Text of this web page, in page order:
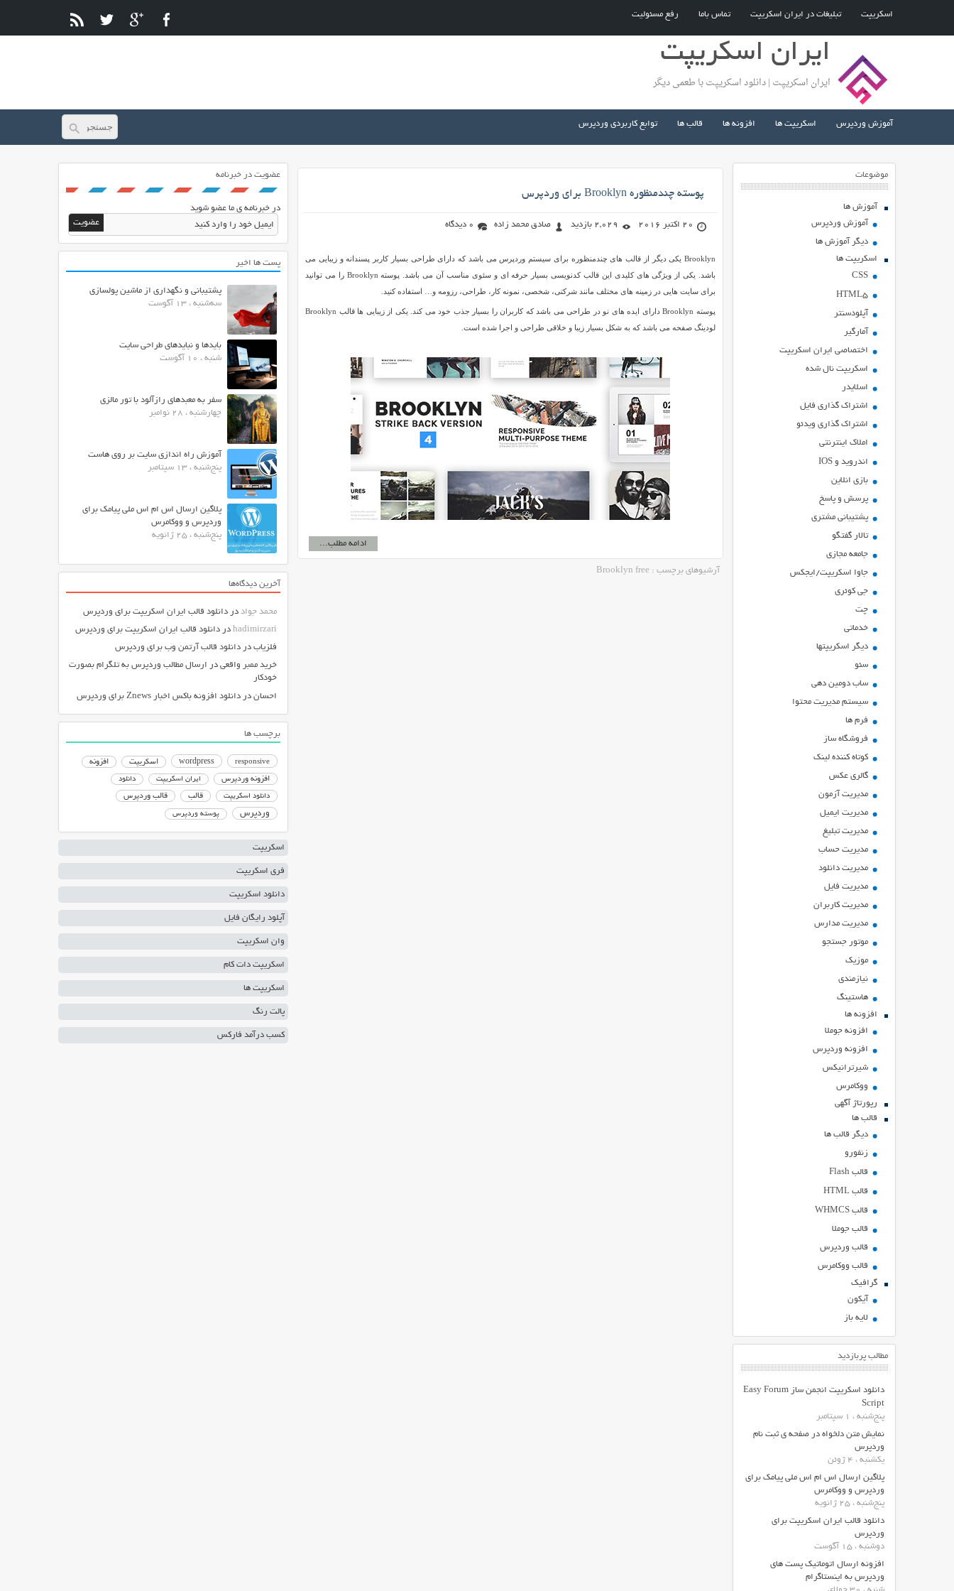
اسکریپت تبلیغات در ایران اسکریپت تماس باما رفع مسئولیت
ایران اسکریپت
ایران اسکریپت | دانلود اسکریپت با طعمی دیگر
آموزش وردپرس اسکریپت ها افزونه ها قالب ها توابع کاربردی وردپرس
موضوعات
آموزش ها
آموزش وردپرس
دیگر آموزش ها
اسکریپت ها
CSS
HTML5
آپلودسنتر
آمارگیر
اختصاصی ایران اسکریپت
اسکریپت نال شده
اسلایدر
اشتراك گذاري فايل
اشتراک گذاری ویدئو
املاک اینترنتی
اندروید و IOS
بازي انلاين
پرسش و پاسخ
پشتیبانی مشتری
تالار گفتگو
جامعه مجازی
جاوا اسکریپت/ایجکس
جی کوئری
چت
خدماتی
ديگر اسكريپتها
سئو
ساب دومین دهی
سیستم مدیریت محتوا
فرم ها
فروشگاه ساز
کوتاه کننده لینک
گالری عکس
مدیریت آزمون
مدیریت ایمیل
مدیریت تبلیغ
مدیریت حساب
مدیریت دانلود
مدیریت فایل
مدیریت کاربران
مدیریت مدارس
موتور جستجو
موزیک
نیازمندی
هاستينگ
افزونه ها
افزونه جوملا
افزونه وردپرس
شیرترانیکس
ووکامرس
رپورتاژ آگهی
قالب ها
دیگر قالب ها
زنفورو
قالب Flash
قالب HTML
قالب WHMCS
قالب جوملا
قالب وردپرس
قالب ووکامرس
گرافیک
آیکون
لایه باز
مطالب پربازدید
دانلود اسکریپت انجمن ساز Easy Forum
Script
پنج‌شنبه ، 1 سپتامبر
نمایش متن دلخواه در صفحه ی ثبت نام
وردپرس
یکشنبه ، 4 ژوئن
پلاگین ارسال اس ام اس ملی پیامک برای
وردپرس و ووکامرس
پنج‌شنبه ، 25 ژانویه
دانلود قالب ایران اسکریپت برای
وردپرس
دوشنبه ، 15 آگوست
افزونه ارسال اتوماتیک پست های
وردپرس به اینستاگرام
پوسته چندمنظوره Brooklyn برای وردپرس
20 اکتبر 2016 2,029 بازدید صادق محمد زاده 0 دیدگاه
Brooklyn یکی دیگر از قالب های چندمنظوره برای سیستم وردپرس می باشد که دارای طراحی بسیار کاربر پسندانه و زیبایی می
باشد. یکی از ویژگی های کلیدی این قالب کدنویسی بسیار حرفه ای و سئوی مناسب آن می باشد. پوسته Brooklyn را می توانید
برای سایت هایی در زمینه های مختلف مانند شرکتی، شخصی، نمونه کار، طراحی، رزومه و… استفاده کنید.
پوسته Brooklyn دارای ایده های نو در طراحی می باشد که کاربران را بسیار جذب خود می کند. یکی از زیبایی ها قالب Brooklyn
لودینگ صفحه می باشد که به شکل بسیار زیبا و خلاقی طراحی و اجرا شده است.
ادامه مطلب...
آرشیوهای برچسب : Brooklyn free
عضویت در خبرنامه
در خبرنامه ی ما عضو شوید
پست ها اخیر
پشتیبانی و نگهداری از ماشین پولسازی
سه‌شنبه ، 13 آگوست
بایدها و نبایدهای طراحی سایت
شنبه ، 10 آگوست
سفر به معبدهای رازآلود با تور مالزی
چهارشنبه ، 28 نوامبر
آموزش راه اندازی سایت بر روی هاست
پنج‌شنبه ، 13 سپتامبر
پلاگین ارسال اس ام اس ملی پیامک برای
وردپرس و ووکامرس
پنج‌شنبه ، 25 ژانویه
آخرین دیدگاه‌ها
محمد جواد در دانلود قالب ایران اسکریپت برای وردپرس
hadimirzari در دانلود قالب ایران اسکریپت برای وردپرس
فلزیاب در دانلود قالب آرتمن وب برای وردپرس
خرید ممبر واقعی در ارسال مطالب وردپرس به تلگرام بصورت
خودکار
احسان در دانلود افزونه باکس اخبار Znews برای وردپرس
برچسب ها
responsive
wordpress اسکریپت
افزونه
افزونه وردپرس
ایران اسکریپت دانلود
دانلود اسکریپت قالب قالب وردپرس
وردپرس پوسته وردپرس
اسکریپت
فری اسکریپت
دانلود اسکریپت
آپلود رایگان فایل
وان اسکریپت
اسکریپت دات کام
اسکریپت ها
پالت رنگ
کسب درآمد فارکس